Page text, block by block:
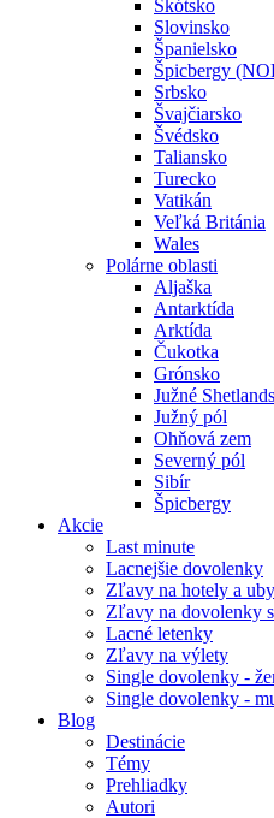
Škótsko
Slovinsko
Španielsko
Špicbergy
Srbsko
Švajčiarsko
Švédsko
Taliansko
Turecko
Vatikán
Veľká Británia
Wales
Polárne oblasti
Aljaška
Antarktída
Arktída
Čukotka
Grónsko
Južné
Južný pól
Ohňová zem
Severný pól
Sibír
Špicbergy
Akcie
Last minute
Lacnejšie dovolenky
Zľavy na hotely a
Zľavy na dovolenky
Lacné letenky
Zľavy na výlety
Single dovolenky -
Single dovolenky -
Blog
Destinácie
Témy
Prehliadky
Autori